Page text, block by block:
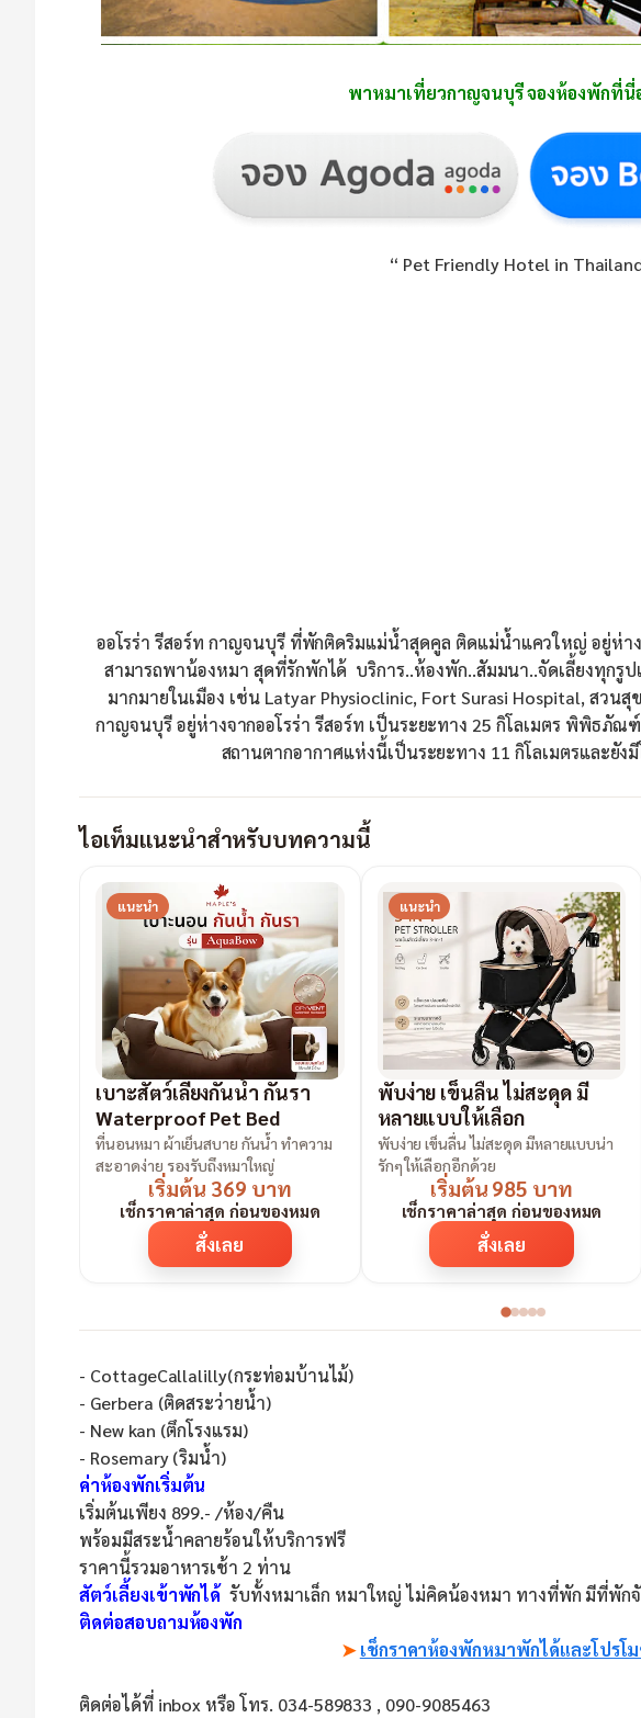
พาหมาเที่ยวกาญจนบุรี จองห้องพักที่นี่
“ Pet Friendly Hotel in
ออโรร่า รีสอร์ท กาญจนบุรี ที่พักติดริมแม่น้ำสุดคูล ติดแม่น้ำแควใหญ่ อยู่ห่
สามารถพาน้องหมา สุดที่รักพักได้ บริการ..ห้องพัก..สัมมนา..จัดเลี้ยงทุกรู
มากมายในเมือง เช่น Latyar Physioclinic, Fort Surasi Hospital, สว
กาญจนบุรี อยู่ห่างจากออโรร่า รีสอร์ท เป็นระยะทาง 25 กิโลเมตร พิพิธภัณ
สถานตากอากาศแห่งนี้เป็นระยะทาง 11 กิโลเมตรและยั
ไอเท็มแนะนำสำหรับบทความนี้
แนะนำ
เบาะสัตว์เลี้ยงกันน้ำ กันรา
Waterproof Pet Bed
ที่นอนหมา ผ้าเย็นสบาย กันน้ำ ทำความ
สะอาดง่าย รองรับถึงหมาใหญ่
เริ่มต้น 369 บาท
เช็กราคาล่าสุด ก่อนของหมด
สั่งเลย
แนะนำ
พับง่าย เข็นลื่น ไม่สะดุด มี
หลายแบบให้เลือก
พับง่าย เข็นลื่น ไม่สะดุด มีหลายแบบน่า
รักๆ ให้เลือกอีกด้วย
เริ่มต้น 985 บาท
เช็กราคาล่าสุด ก่อนของหมด
สั่งเลย
- CottageCallalilly(กระท่อมบ้านไม้)
- Gerbera (ติดสระว่ายน้ำ)
- New kan (ตึกโรงแรม)
- Rosemary (ริมน้ำ)
ค่าห้องพักเริ่มต้น
เริ่มต้นเพียง 899.- /ห้อง/คืน
พร้อมมีสระน้ำคลายร้อนให้บริการฟรี
ราคานี้รวมอาหารเช้า 2 ท่าน
สัตว์เลี้ยงเข้าพักได้รับทั้งหมาเล็ก หมาใหญ่ ไม่คิดน้องหมา ทางที่พัก มีที่พัก
ติดต่อสอบถามห้องพัก
➤ เช็กราคาห้องพักหมาพักได้และโปรโ
ติดต่อได้ที่ inbox หรือ โทร. 034-589833 , 090-9085463